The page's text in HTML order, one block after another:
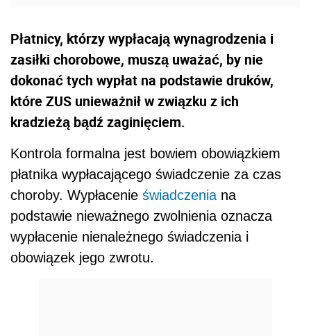
Płatnicy, którzy wypłacają wynagrodzenia i
zasiłki chorobowe, muszą uważać, by nie
dokonać tych wypłat na podstawie druków,
które ZUS unieważnił w związku z ich
kradzieżą bądź zaginięciem.
Kontrola formalna jest bowiem obowiązkiem
płatnika wypłacającego świadczenie za czas
choroby. Wypłacenie świadczenia na
podstawie nieważnego zwolnienia oznacza
wypłacenie nienależnego świadczenia i
obowiązek jego zwrotu.